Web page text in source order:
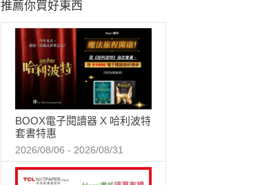
推薦你買好東西
BOOX電子閱讀器 X 哈利波特
套書特惠
2026/08/06 - 2026/08/31